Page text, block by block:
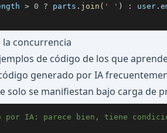
> 0 ? parts . join ( ' ' ) : user .
la concurrencia
de código de los que
generado por IA
solo se manifiestan bajo carga de
por IA: parece bien, tiene